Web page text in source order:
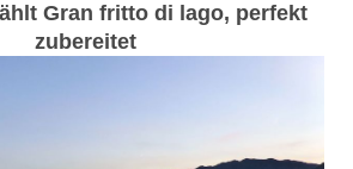
Gran fritto di lago, perfekt
zubereitet